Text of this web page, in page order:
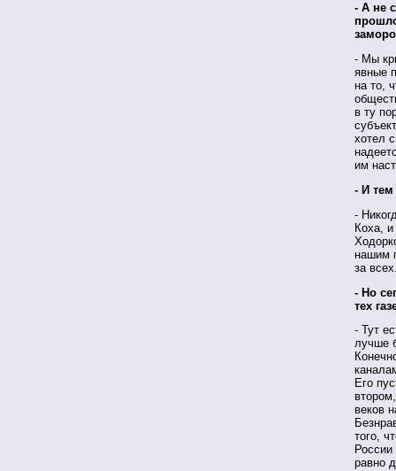
- А не
- Мы
явные
на то,
в ту
хотел
им
- И тем
-
Коха,
нашим
за
- Но
тех
- Тут
лучше
Его
веков
того,
равно